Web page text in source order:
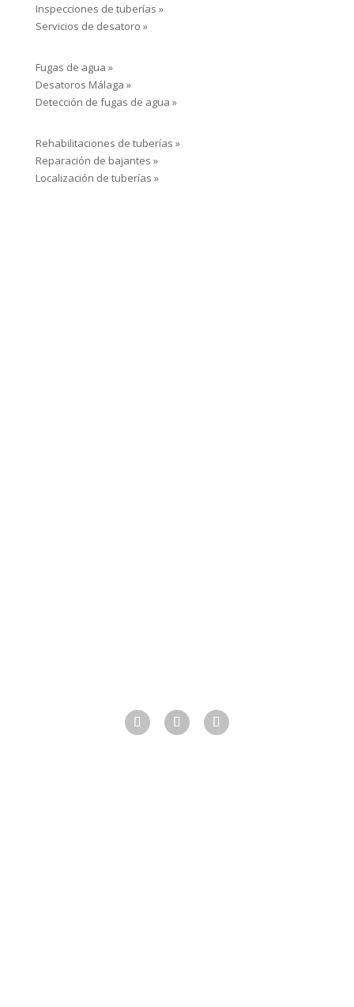
Inspecciones de tuberías »
Servicios de desatoro »
Fugas de agua »
Desatoros Málaga »
Detección de fugas de agua »
Rehabilitaciones de tuberías »
Reparación de bajantes »
Localización de tuberías »